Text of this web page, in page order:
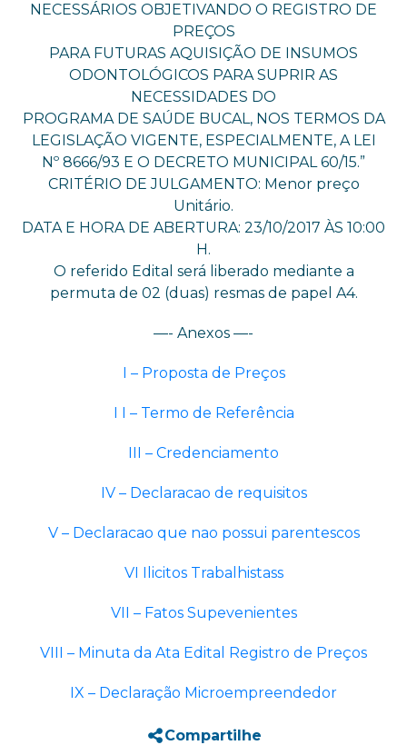
NECESSÁRIOS OBJETIVANDO O REGISTRO DE
PREÇOS
PARA FUTURAS AQUISIÇÃO DE INSUMOS
ODONTOLÓGICOS PARA SUPRIR AS
NECESSIDADES DO
PROGRAMA DE SAÚDE BUCAL, NOS TERMOS DA
LEGISLAÇÃO VIGENTE, ESPECIALMENTE, A LEI
Nº 8666/93 E O DECRETO MUNICIPAL 60/15.”
CRITÉRIO DE JULGAMENTO: Menor preço
Unitário.
DATA E HORA DE ABERTURA: 23/10/2017 ÀS 10:00
H.
O referido Edital será liberado mediante a
permuta de 02 (duas) resmas de papel A4.
—- Anexos —-
I – Proposta de Preços
I I – Termo de Referência
III – Credenciamento
IV – Declaracao de requisitos
V – Declaracao que nao possui parentescos
VI Ilicitos Trabalhistass
VII – Fatos Supevenientes
VIII – Minuta da Ata Edital Registro de Preços
IX – Declaração Microempreendedor
Compartilhe